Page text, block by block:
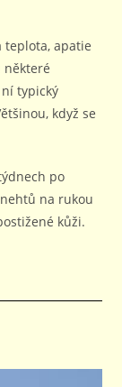
teplota, apatie
některé
ní typický
když se
po
na rukou
kůži.